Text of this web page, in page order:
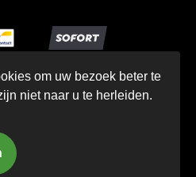
1993 - 2026
om uw bezoek beter te
niet naar u te herleiden.